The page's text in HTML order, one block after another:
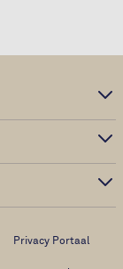
Privacy Portaal